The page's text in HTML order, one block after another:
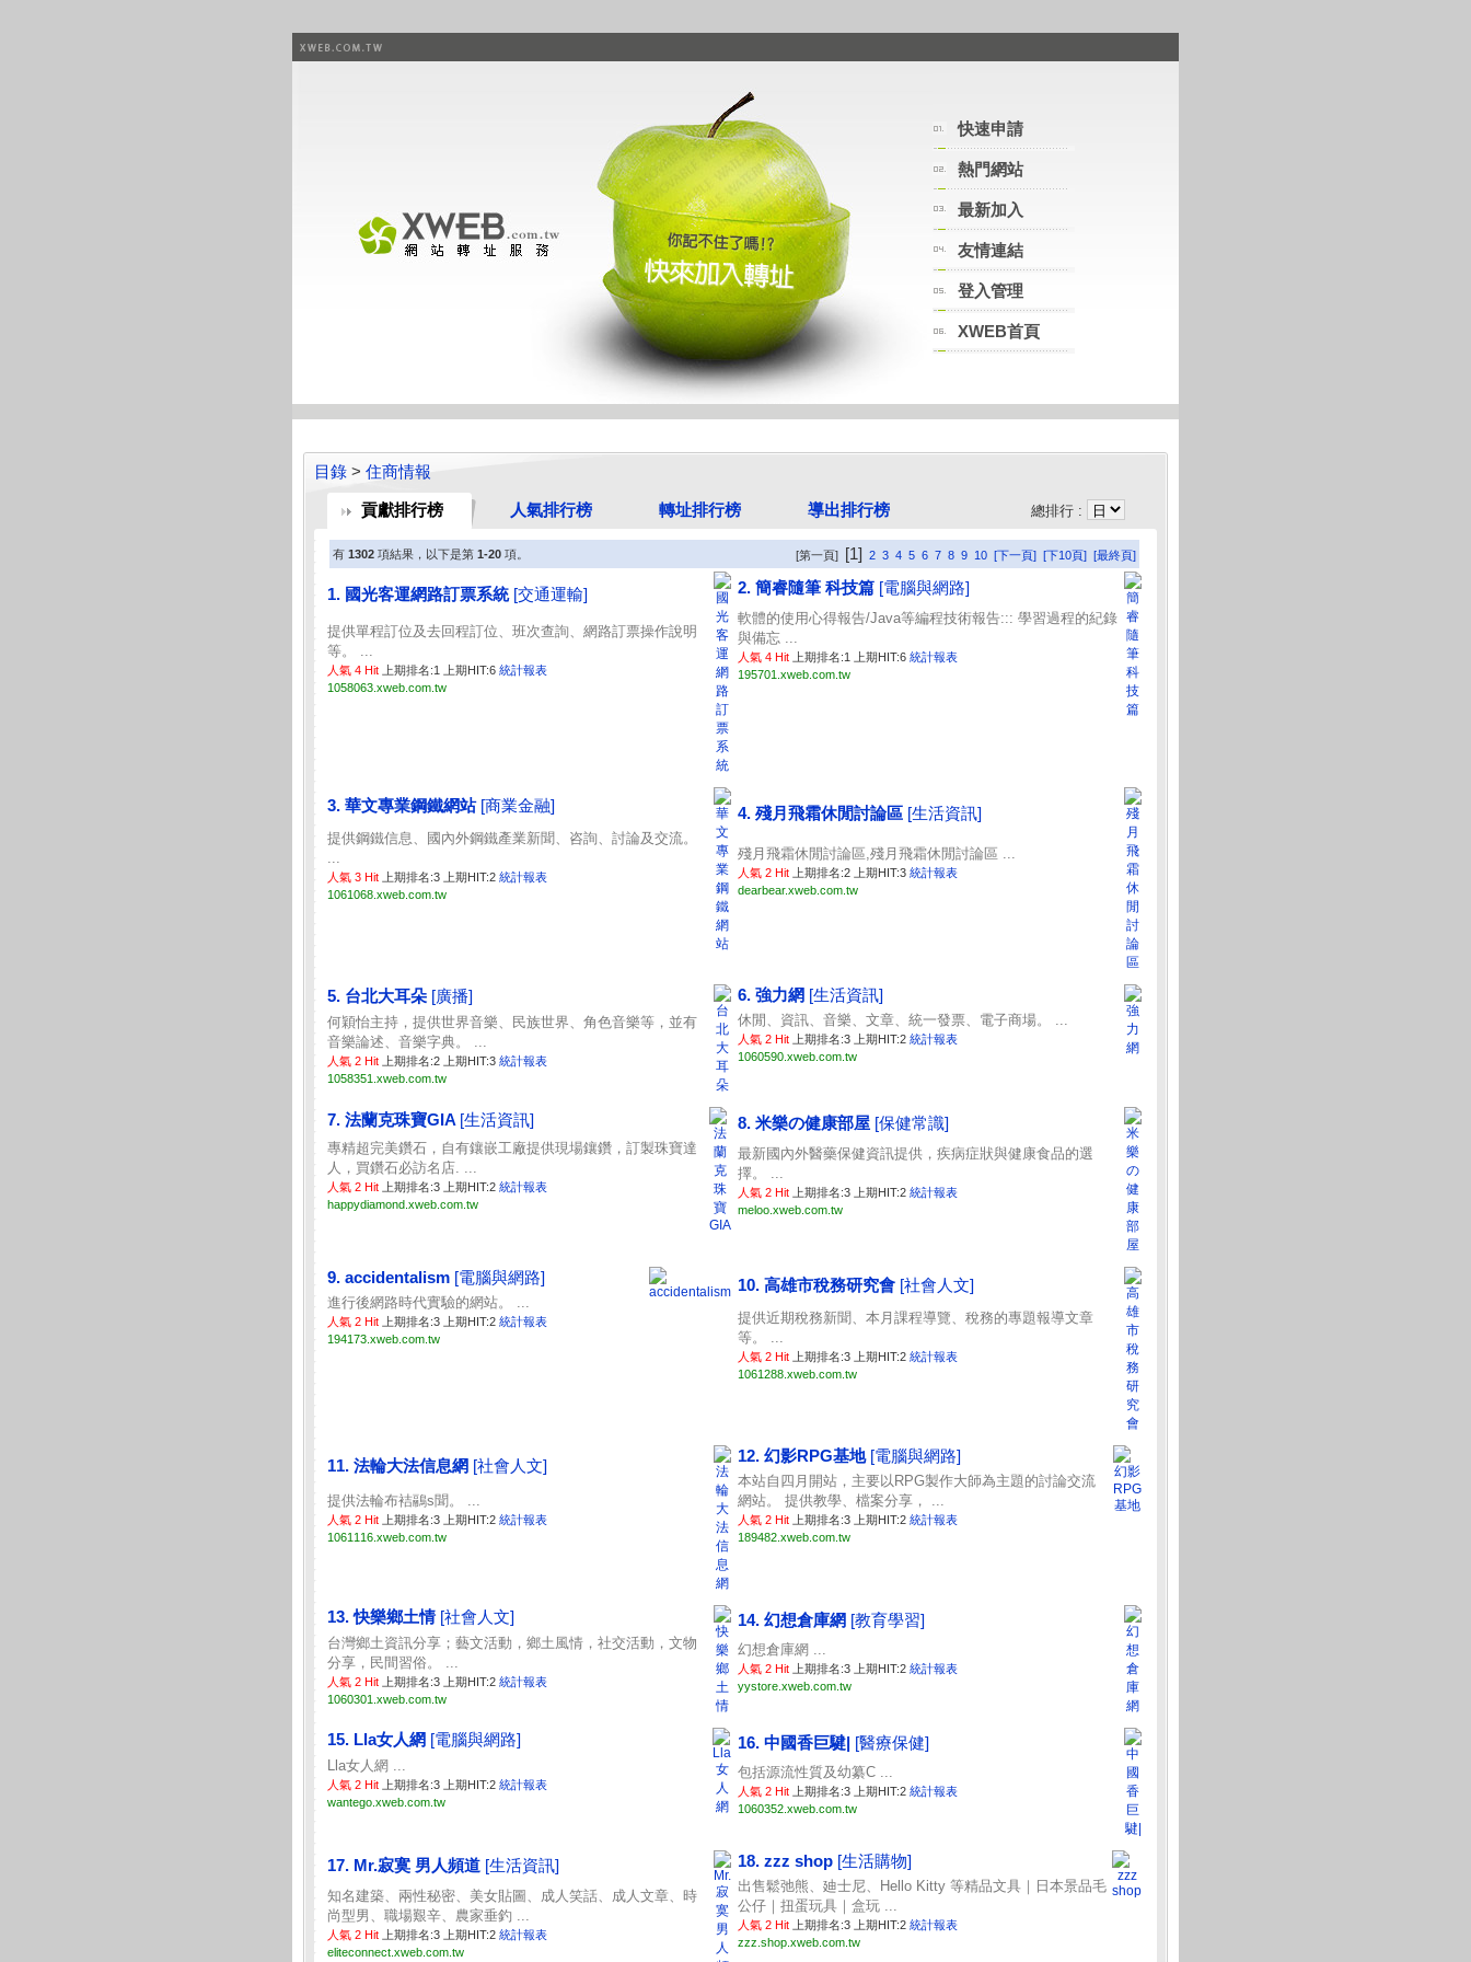
快速申請
熱門網站
最新加入
友情連結
登入管理
XWEB首頁
目錄 > 住商情報
貢獻排行榜 人氣排行榜 轉址排行榜 導出排行榜 總排行 :
有 1302 項結果，以下是第 1-20 項。 [第一頁] [1] 2 3 4 5 6 7 8 9 10 [下一頁] [下10頁] [最終頁]
1. 國光客運網路訂票系統 [交通運輸]
提供單程訂位及去回程訂位、班次查詢、網路訂票操作說明
等。 ...
人氣 4 Hit 上期排名:1 上期HIT:6 統計報表
1058063.xweb.com.tw
2. 簡睿隨筆 科技篇 [電腦與網路]
軟體的使用心得報告/Java等編程技術報告::: 學習過程的紀錄
與備忘 ...
人氣 4 Hit 上期排名:1 上期HIT:6 統計報表
195701.xweb.com.tw
3. 華文專業鋼鐵網站 [商業金融]
提供鋼鐵信息、國內外鋼鐵產業新聞、咨詢、討論及交流。
...
人氣 3 Hit 上期排名:3 上期HIT:2 統計報表
1061068.xweb.com.tw
4. 殘月飛霜休閒討論區 [生活資訊]
殘月飛霜休閒討論區,殘月飛霜休閒討論區 ...
人氣 2 Hit 上期排名:2 上期HIT:3 統計報表
dearbear.xweb.com.tw
5. 台北大耳朵 [廣播]
何穎怡主持，提供世界音樂、民族世界、角色音樂等，並有
音樂論述、音樂字典。 ...
人氣 2 Hit 上期排名:2 上期HIT:3 統計報表
1058351.xweb.com.tw
6. 強力網 [生活資訊]
休閒、資訊、音樂、文章、統一發票、電子商場。 ...
人氣 2 Hit 上期排名:3 上期HIT:2 統計報表
1060590.xweb.com.tw
7. 法蘭克珠寶GIA [生活資訊]
專精超完美鑽石，自有鑲嵌工廠提供現場鑲鑽，訂製珠寶達
人，買鑽石必訪名店. ...
人氣 2 Hit 上期排名:3 上期HIT:2 統計報表
happydiamond.xweb.com.tw
8. 米樂の健康部屋 [保健常識]
最新國內外醫藥保健資訊提供，疾病症狀與健康食品的選
擇。 ...
人氣 2 Hit 上期排名:3 上期HIT:2 統計報表
meloo.xweb.com.tw
9. accidentalism [電腦與網路]
進行後網路時代實驗的網站。 ...
人氣 2 Hit 上期排名:3 上期HIT:2 統計報表
194173.xweb.com.tw
10. 高雄市稅務研究會 [社會人文]
提供近期稅務新聞、本月課程導覽、稅務的專題報導文章
等。 ...
人氣 2 Hit 上期排名:3 上期HIT:2 統計報表
1061288.xweb.com.tw
11. 法輪大法信息網 [社會人文]
提供法輪布袺鷊s聞。 ...
人氣 2 Hit 上期排名:3 上期HIT:2 統計報表
1061116.xweb.com.tw
12. 幻影RPG基地 [電腦與網路]
本站自四月開站，主要以RPG製作大師為主題的討論交流
網站。 提供教學、檔案分享， ...
人氣 2 Hit 上期排名:3 上期HIT:2 統計報表
189482.xweb.com.tw
13. 快樂鄉土情 [社會人文]
台灣鄉土資訊分享；藝文活動，鄉土風情，社交活動，文物
分享，民間習俗。 ...
人氣 2 Hit 上期排名:3 上期HIT:2 統計報表
1060301.xweb.com.tw
14. 幻想倉庫網 [教育學習]
幻想倉庫網 ...
人氣 2 Hit 上期排名:3 上期HIT:2 統計報表
yystore.xweb.com.tw
15. Lla女人網 [電腦與網路]
Lla女人網 ...
人氣 2 Hit 上期排名:3 上期HIT:2 統計報表
wantego.xweb.com.tw
16. 中國香巨騝| [醫療保健]
包括源流性質及幼纂C ...
人氣 2 Hit 上期排名:3 上期HIT:2 統計報表
1060352.xweb.com.tw
17. Mr.寂寞 男人頻道 [生活資訊]
知名建築、兩性秘密、美女貼圖、成人笑話、成人文章、時
尚型男、職場艱辛、農家垂釣 ...
人氣 2 Hit 上期排名:3 上期HIT:2 統計報表
eliteconnect.xweb.com.tw
18. zzz shop [生活購物]
出售鬆弛熊、廸士尼、Hello Kitty 等精品文具｜日本景品毛
公仔｜扭蛋玩具｜盒玩 ...
人氣 2 Hit 上期排名:3 上期HIT:2 統計報表
zzz.shop.xweb.com.tw